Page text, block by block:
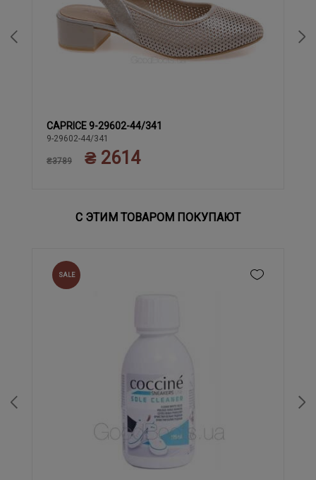
37.5 38 38.5 39 40
CAPRICE 9-29602-44/341
9-29602-44/341
₴3789 ₴ 2614
С ЭТИМ ТОВАРОМ ПОКУПАЮТ
SALE